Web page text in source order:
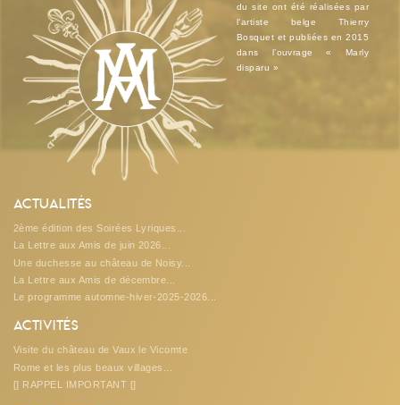
du site ont été réalisées par
l’artiste belge Thierry
Bosquet et publiées en 2015
dans l’ouvrage « Marly
disparu »
Actualités
2ème édition des Soirées Lyriques...
La Lettre aux Amis de juin 2026...
Une duchesse au château de Noisy...
La Lettre aux Amis de décembre...
Le programme automne-hiver-2025-2026...
Activités
Visite du château de Vaux le Vicomte
Rome et les plus beaux villages...
[] RAPPEL IMPORTANT []